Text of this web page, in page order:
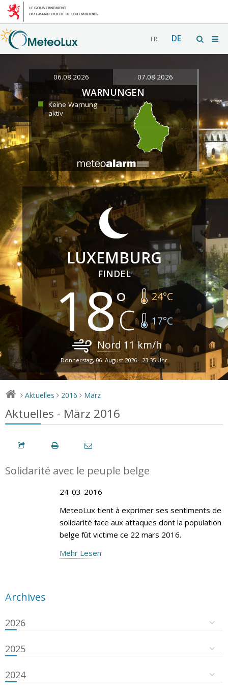
FR DE
06.08.2026 07.08.2026
WARNUNGEN
Keine Warnung
aktiv
LUXEMBURG
FINDEL
18 24°C
17°C
Nord 11km/h
Donnerstag, 06. August 2026 - 23:35 Uhr
> Aktuelles > 2016 > März
Aktuelles - März 2016
Solidarité avec le peuple belge
24-03-2016
MeteoLux tient à exprimer ses sentiments de
solidarité face aux attaques dont la population
belge fût victime ce 22 mars 2016.
Mehr Lesen
Archives
2026
2025
2024